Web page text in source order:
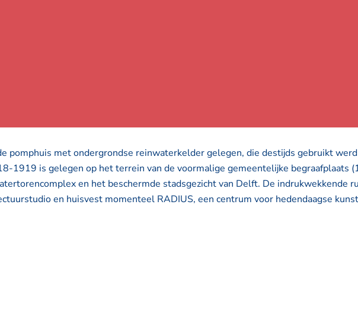
pomphuis met ondergrondse reinwaterkelder gelegen, die destijds gebruikt
1919 is gelegen op het terrein van de voormalige gemeentelijke begraafplaats
en het beschermde stadsgezicht van Delft. De indrukwekkende
en huisvest momenteel RADIUS, een centrum voor hedendaagse